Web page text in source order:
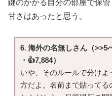
鍵のかかる自分の部屋で保
甘さはあったと思う。
6. 海外の名無しさん（>>5
・👍7,884）
いや、そのルールで分け
方だよ。名前まで貼ってる